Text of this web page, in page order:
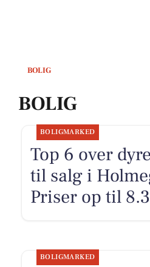
BOLIG
BOLIG
BOLIGMARKED
Top 6 over
til salg i
Priser op til
BOLIGMARKED